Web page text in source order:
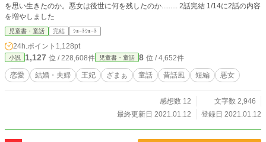
を思い生きたのか。悪女は後世に何を残したのか......... 2話完結 1/14に2話の内容
を増やしました
児童書・童話 完結 ｼｮｰﾄｼｮｰﾄ
24h.ポイント 1,128pt
小説 1,127 位 / 228,608件 児童書・童話 8 位 / 4,652件
恋愛 結婚・夫婦 王妃 ざまぁ 童話 昔話風 短編 悪女
感想数 12
文字数 2,946
最終更新日 2021.01.12
登録日 2021.01.12